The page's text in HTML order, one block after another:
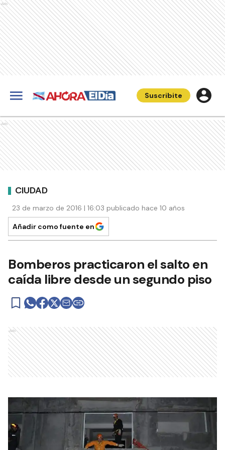
Ads
Suscribite
Ads
CIUDAD
23 de marzo de 2016 | 16:03 publicado hace 10 años
Añadir como fuente en
Bomberos practicaron el salto en
caída libre desde un segundo piso
Ads